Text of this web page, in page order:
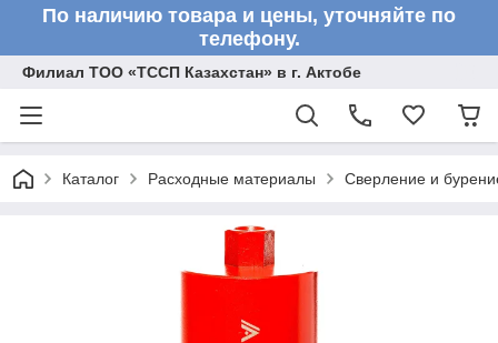
По наличию товара и цены, уточняйте по
телефону.
Филиал ТОО «ТССП Казахстан» в г. Актобе
Каталог Расходные материалы Сверление и